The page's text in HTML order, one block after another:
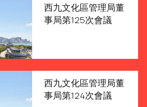
西九文化區管理局董
事局第125次會議
西九文化區管理局董
事局第124次會議